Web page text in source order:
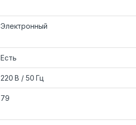
Электронный
Есть
220 B / 50 Гц
79